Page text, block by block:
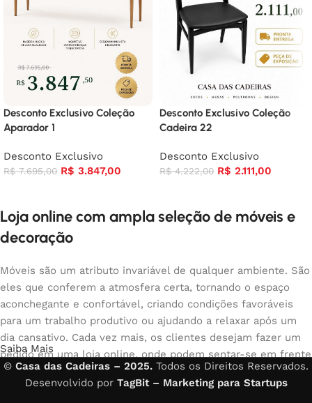
Desconto Exclusivo Coleção
Aparador 1
Desconto Exclusivo
R$7.695,00 R$ 3.847,00
Desconto Exclusivo Coleção
Cadeira 22
Desconto Exclusivo
R$4.222,00 R$ 2.111,00
Loja online com ampla seleção de móveis e
decoração
Móveis são um atributo invariável de qualquer ambiente. São
eles que conferem a atmosfera certa, tornando o espaço
aconchegante e confortável, criando condições favoráveis
para um trabalho produtivo ou ajudando a relaxar após um
dia cansativo. Cada vez mais, os clientes desejam fazer um
pedido em uma loja online, onde podem sentar-se em frente
ao computador no seu tempo livre, organizar os móveis da
foto e comprar com tranquilidade os móveis que gostam. A
Saiba Mais
© Casa das Cadeiras – 2025. Todos os Direitos Reservados.
Desenvolvido por TagBit – Marketing para Startups